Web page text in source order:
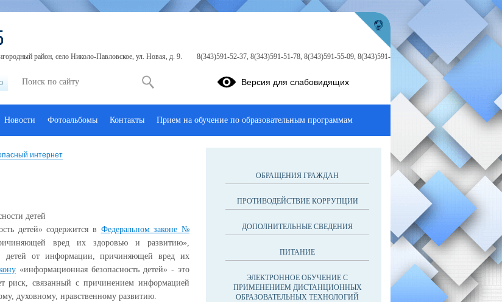
интернет
детей
детей» содержится в Федеральном законе №
вред их здоровью и развитию»,
детей от информации, причиняющей вред их
«информационная безопасность детей» - это
риск, связанный с причинением информацией
духовному, нравственному развитию.
ОБРАЩЕНИЯ ГРАЖДАН
ПРОТИВОДЕЙСТВИЕ КОРРУПЦИИ
ДОПОЛНИТЕЛЬНЫЕ СВЕДЕНИЯ
ПИТАНИЕ
ЭЛЕКТРОННОЕ ОБУЧЕНИЕ С
ПРИМЕНЕНИЕМ ДИСТАНЦИОННЫХ
ОБРАЗОВАТЕЛЬНЫХ ТЕХНОЛОГИЙ
район, село Николо-Павловское, ул. Новая, д. 9.
8(343)591-52-37, 8(343)591-51-78, 8(343)591-55-09, 8(343)591-
Версия для слабовидящих
Новости Фотоальбомы Контакты Прием на обучение по образовательным программам